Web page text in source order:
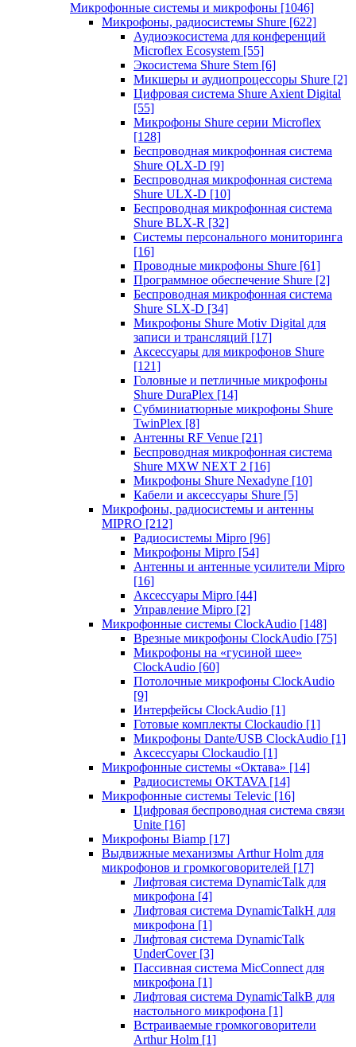
Микрофонные системы и микрофоны [1046]
Микрофоны, радиосистемы Shure [622]
Аудиоэкосистема для конференций
Microflex Ecosystem [55]
Экосистема Shure Stem [6]
Микшеры и аудиопроцессоры Shure [2]
Цифровая система Shure Axient Digital
[55]
Микрофоны Shure серии Microflex
[128]
Беспроводная микрофонная система
Shure QLX-D [9]
Беспроводная микрофонная система
Shure ULX-D [10]
Беспроводная микрофонная система
Shure BLX-R [32]
Системы персонального мониторинга
[16]
Проводные микрофоны Shure [61]
Программное обеспечение Shure [2]
Беспроводная микрофонная система
Shure SLX-D [34]
Микрофоны Shure Motiv Digital для
записи и трансляций [17]
Аксессуары для микрофонов Shure
[121]
Головные и петличные микрофоны
Shure DuraPlex [14]
Субминиатюрные микрофоны Shure
TwinPlex [8]
Антенны RF Venue [21]
Беспроводная микрофонная система
Shure MXW NEXT 2 [16]
Микрофоны Shure Nexadyne [10]
Кабели и аксессуары Shure [5]
Микрофоны, радиосистемы и антенны
MIPRO [212]
Радиосистемы Mipro [96]
Микрофоны Mipro [54]
Антенны и антенные усилители Mipro
[16]
Аксессуары Mipro [44]
Управление Mipro [2]
Микрофонные системы ClockAudio [148]
Врезные микрофоны ClockAudio [75]
Микрофоны на «гусиной шее»
ClockAudio [60]
Потолочные микрофоны ClockAudio
[9]
Интерфейсы ClockAudio [1]
Готовые комплекты Clockaudio [1]
Микрофоны Dante/USB ClockAudio [1]
Аксессуары Clockaudio [1]
Микрофонные системы «Октава» [14]
Радиосистемы OKTAVA [14]
Микрофонные системы Televic [16]
Цифровая беспроводная система связи
Unite [16]
Микрофоны Biamp [17]
Выдвижные механизмы Arthur Holm для
микрофонов и громкоговорителей [17]
Лифтовая система DynamicTalk для
микрофона [4]
Лифтовая система DynamicTalkH для
микрофона [1]
Лифтовая система DynamicTalk
UnderCover [3]
Пассивная система MicConnect для
микрофона [1]
Лифтовая система DynamicTalkB для
настольного микрофона [1]
Встраиваемые громкоговорители
Arthur Holm [1]